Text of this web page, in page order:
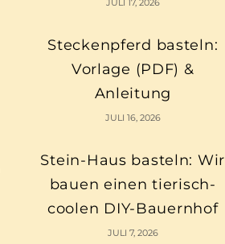
JULI 17, 2026
Steckenpferd basteln:
Vorlage (PDF) &
Anleitung
JULI 16, 2026
Stein-Haus basteln: Wir
bauen einen tierisch-
coolen DIY-Bauernhof
JULI 7, 2026